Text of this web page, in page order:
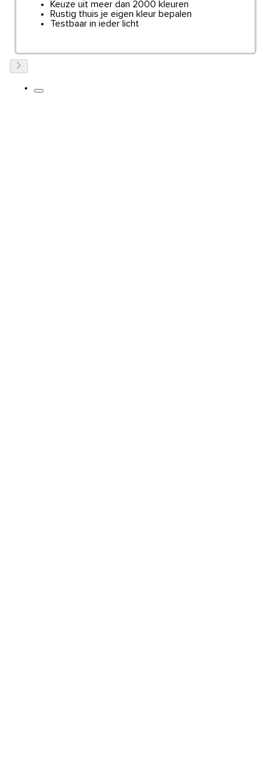
Keuze uit meer dan 2000 kleuren
Rustig thuis je eigen kleur bepalen
Testbaar in ieder licht